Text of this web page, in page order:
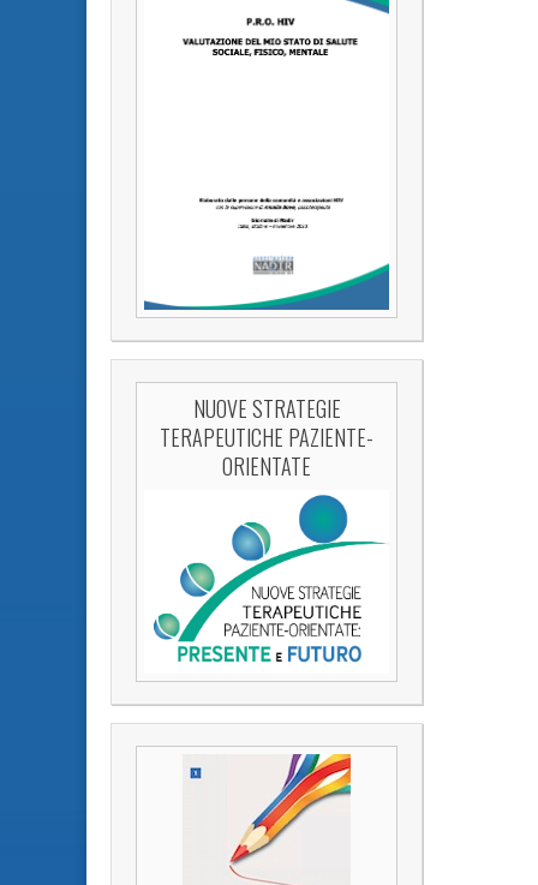
NUOVE STRATEGIE
TERAPEUTICHE PAZIENTE-
ORIENTATE